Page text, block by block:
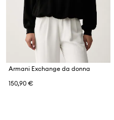
Armani Exchange da donna
150,90 €